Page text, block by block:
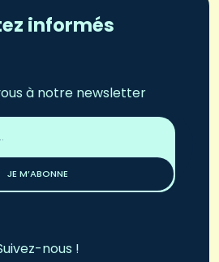
informés
à notre newsletter
JE M’ABONNE
nous !